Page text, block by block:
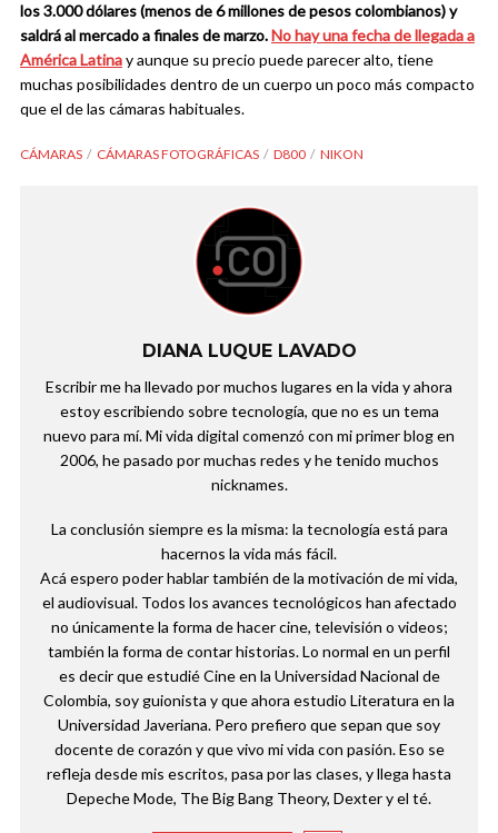
los 3.000 dólares (menos de 6 millones de pesos colombianos) y
saldrá al mercado a finales de marzo.No hay una fecha de llegada a
América Latinay aunque su precio puede parecer alto, tiene
muchas posibilidades dentro de un cuerpo un poco más compacto
que el de las cámaras habituales.
CÁMARAS CÁMARAS FOTOGRÁFICAS D800 NIKON
DIANA LUQUE LAVADO
Escribir me ha llevado por muchos lugares en la vida y ahora
estoy escribiendo sobre tecnología, que no es un tema
nuevo para mí. Mi vida digital comenzó con mi primer blog en
2006, he pasado por muchas redes y he tenido muchos
nicknames.
La conclusión siempre es la misma: la tecnología está para
hacernos la vida más fácil.
Acá espero poder hablar también de la motivación de mi vida,
el audiovisual. Todos los avances tecnológicos han afectado
no únicamente la forma de hacer cine, televisión o videos;
también la forma de contar historias. Lo normal en un perfil
es decir que estudié Cine en la Universidad Nacional de
Colombia, soy guionista y que ahora estudio Literatura en la
Universidad Javeriana. Pero prefiero que sepan que soy
docente de corazón y que vivo mi vida con pasión. Eso se
refleja desde mis escritos, pasa por las clases, y llega hasta
Depeche Mode, The Big Bang Theory, Dexter y el té.